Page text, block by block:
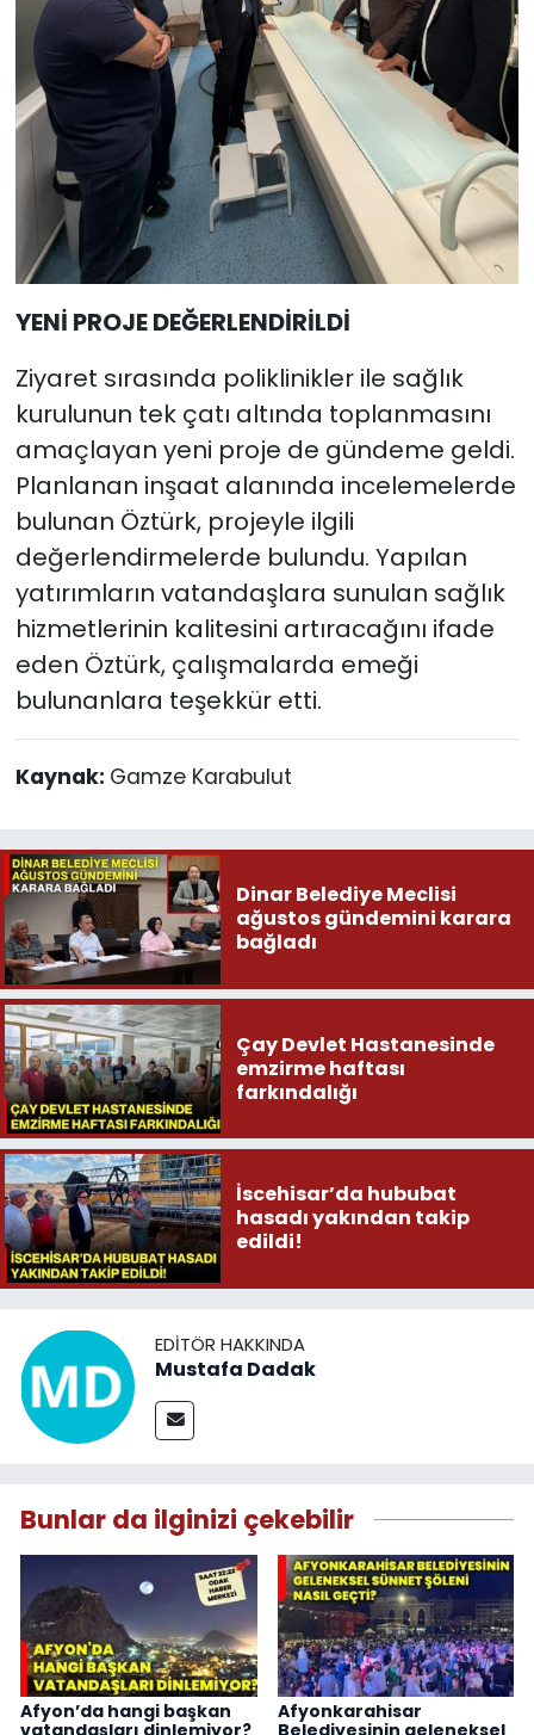
YENİ PROJE DEĞERLENDİRİLDİ
Ziyaret sırasında poliklinikler ile sağlık
kurulunun tek çatı altında toplanmasını
amaçlayan yeni proje de gündeme geldi.
Planlanan inşaat alanında incelemelerde
bulunan Öztürk, projeyle ilgili
değerlendirmelerde bulundu. Yapılan
yatırımların vatandaşlara sunulan sağlık
hizmetlerinin kalitesini artıracağını ifade
eden Öztürk, çalışmalarda emeği
bulunanlara teşekkür etti.
Kaynak: Gamze Karabulut
Dinar Belediye Meclisi
ağustos gündemini karara
bağladı
Çay Devlet Hastanesinde
emzirme haftası
farkındalığı
İscehisar’da hububat
hasadı yakından takip
edildi!
EDITÖR HAKKINDA
Mustafa Dadak
Bunlar da ilginizi çekebilir
Afyon’da hangi başkan
vatandaşları dinlemiyor?
Afyonkarahisar
Belediyesinin geleneksel